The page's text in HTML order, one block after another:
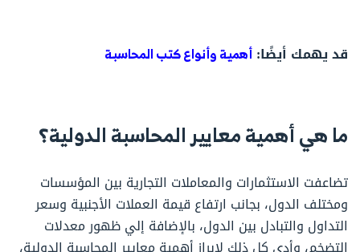
قد يهمك أيضًا: أهمية وأنواع كتب المحاسبة
ما هي أهمية معايير المحاسبة الدولية؟
تضاعفت الاستثمارات والمعاملات التجارية بين المؤسسات
ومختلف الدول، بجانب ارتفاع قيمة العملات الأجنبية وسعر
التداول والتبادل بين الدول، بالإضافة إلي ظهور معدلات